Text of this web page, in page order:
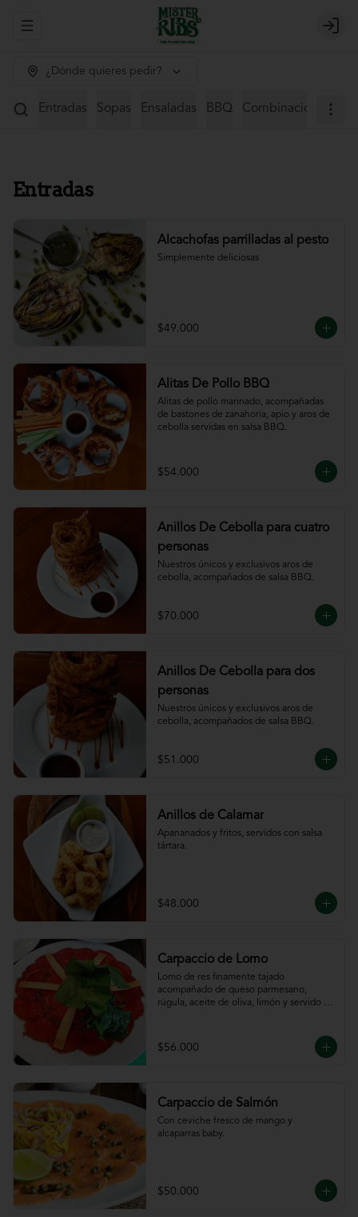
Abrir menu de navegación Login
¿Dónde quieres pedir?
Entradas Sopas Ensaladas BBQ Combinaciones
Entradas
Alcachofas parrilladas al pesto
Simplemente deliciosas
$49.000
Alitas De Pollo BBQ
Alitas de pollo marinado, acompañadas
de bastones de zanahoria, apio y aros de
cebolla servidas en salsa BBQ.
$54.000
Anillos De Cebolla para cuatro
personas
Nuestros únicos y exclusivos aros de
cebolla, acompañados de salsa BBQ.
$70.000
Anillos De Cebolla para dos
personas
Nuestros únicos y exclusivos aros de
cebolla, acompañados de salsa BBQ.
$51.000
Anillos de Calamar
Apananados y fritos, servidos con salsa
tártara.
$48.000
Carpaccio de Lomo
Lomo de res finamente tajado
acompañado de queso parmesano,
rúgula, aceite de oliva, limón y servido
$56.000
Carpaccio de Salmón
Con ceviche fresco de mango y
alcaparras baby.
$50.000